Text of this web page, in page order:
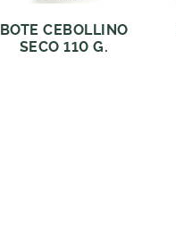
BOTE CEBOLLINO
SECO 110 G.